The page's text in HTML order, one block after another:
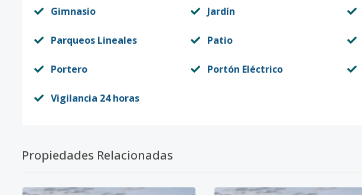
Gimnasio Jardín
Parqueos Lineales Patio
Portero Portón Eléctrico
Vigilancia 24 horas
Propiedades Relacionadas